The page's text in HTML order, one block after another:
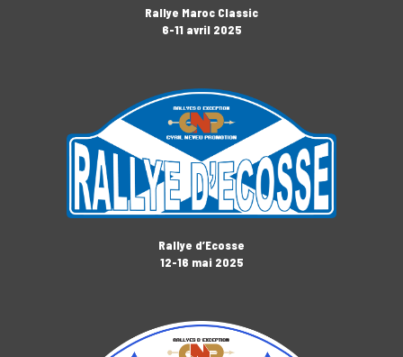
Rallye Maroc Classic
6-11 avril 2025
Rallye d’Ecosse
12-16 mai 2025